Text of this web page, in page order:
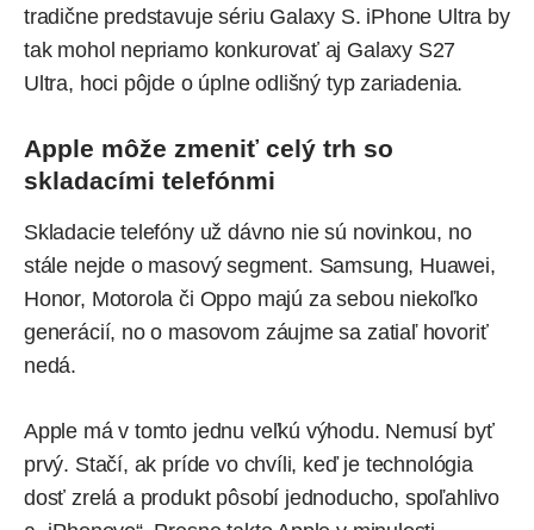
tradične predstavuje sériu Galaxy S. iPhone Ultra by
tak mohol nepriamo konkurovať aj Galaxy S27
Ultra, hoci pôjde o úplne odlišný typ zariadenia.
Apple môže zmeniť celý trh so
skladacími telefónmi
Skladacie telefóny už dávno nie sú novinkou, no
stále nejde o masový segment. Samsung, Huawei,
Honor, Motorola či Oppo majú za sebou niekoľko
generácií, no o masovom záujme sa zatiaľ hovoriť
nedá.
Apple má v tomto jednu veľkú výhodu. Nemusí byť
prvý. Stačí, ak príde vo chvíli, keď je technológia
dosť zrelá a produkt pôsobí jednoducho, spoľahlivo